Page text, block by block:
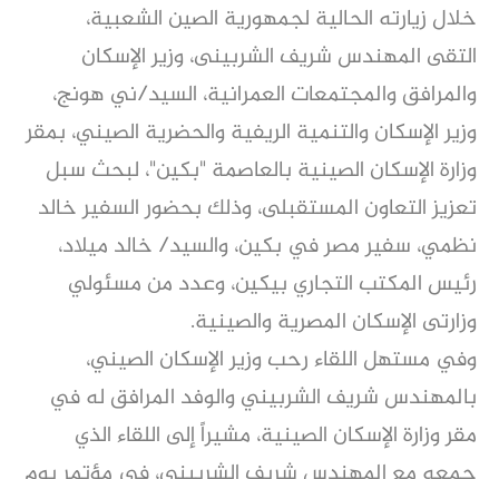
خلال زيارته الحالية لجمهورية الصين الشعبية،
التقى المهندس شريف الشربينى، وزير الإسكان
والمرافق والمجتمعات العمرانية، السيد/ني هونج،
وزير الإسكان والتنمية الريفية والحضرية الصيني، بمقر
وزارة الإسكان الصينية بالعاصمة "بكين"، لبحث سبل
تعزيز التعاون المستقبلى، وذلك بحضور السفير خالد
نظمي، سفير مصر في بكين، والسيد/ خالد ميلاد،
رئيس المكتب التجاري بيكين، وعدد من مسئولي
وزارتى الإسكان المصرية والصينية.
وفي مستهل اللقاء رحب وزير الإسكان الصيني،
بالمهندس شريف الشربيني والوفد المرافق له في
مقر وزارة الإسكان الصينية، مشيراً إلى اللقاء الذي